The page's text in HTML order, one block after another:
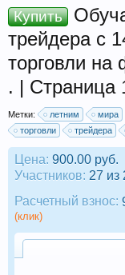
Купить
трейдера с
торговли
. | Страница
Метки: летним мира
торговли
трейдера
Цена: 900.00 руб.
Участников: 27 из
Расчетный взнос:
(клик)